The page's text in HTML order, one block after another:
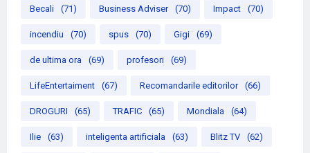
Becali (71) Business Adviser (70) Impact (70)
incendiu (70) spus (70) Gigi (69)
de ultima ora (69) profesori (69)
LifeEntertaiment (67) Recomandarile editorilor (66)
DROGURI (65) TRAFIC (65) Mondiala (64)
Ilie (63) inteligenta artificiala (63) Blitz TV (62)